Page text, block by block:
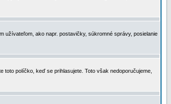
užívateľom, ako napr. postavičky, súkromné správy, posielanie
toto políčko, keď se prihlasujete. Toto však nedoporučujeme,